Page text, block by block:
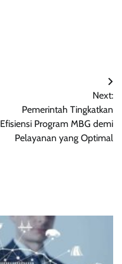
Next:
Pemerintah Tingkatkan
Efisiensi Program MBG demi
Pelayanan yang Optimal